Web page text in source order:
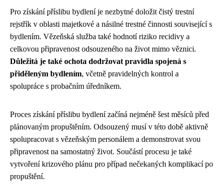
Pro získání příslibu bydlení je nezbytné doložit čistý trestní
rejstřík v oblasti majetkové a násilné trestné činnosti související s
bydlením. Vězeňská služba také hodnotí riziko recidivy a
celkovou připravenost odsouzeného na život mimo věznici.
Důležitá je také ochota dodržovat pravidla spojená s
přiděleným bydlením, včetně pravidelných kontrol a
spolupráce s probačním úředníkem.
Proces získání příslibu bydlení začíná nejméně šest měsíců před
plánovaným propuštěním. Odsouzený musí v této době aktivně
spolupracovat s vězeňským personálem a demonstrovat svou
připravenost na samostatný život. Součástí procesu je také
vytvoření krizového plánu pro případ nečekaných komplikací po
propuštění.